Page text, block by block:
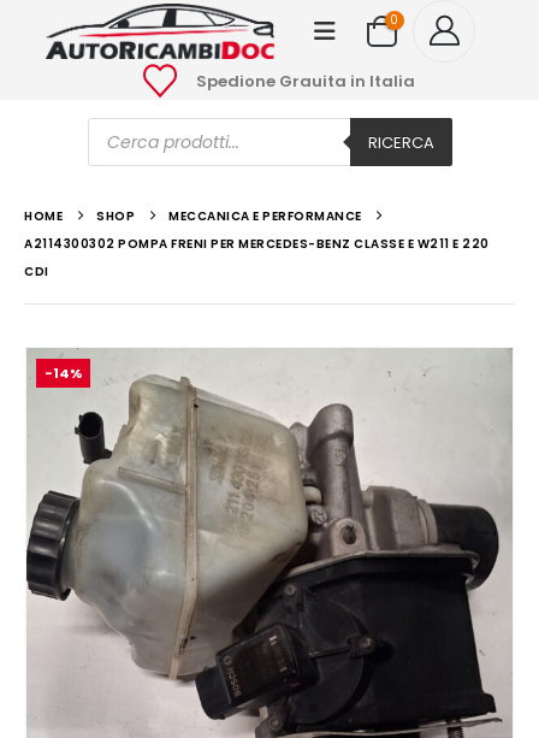
0
Spedione Grauita in Italia
Ricerca
prodotti RICERCA
HOME SHOP
MECCANICA E PERFORMANCE
A2114300302 POMPA FRENI PER MERCEDES-BENZ CLASSE E W211 E 220
CDI
-14%